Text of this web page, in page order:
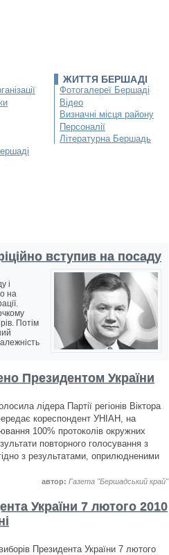
ЖИТТЯ БЕРШАДІ
Фотогалереї Бершаді
Відео
Визначні місця району
Персоналії
Літературна Бершадь
вступив на посаду
і
на
Потім
Президентом України
лідера Партії регіонів Віктора
кореспондент УНІАН, на
100% протоколів окружних
повторного голосування з
з результатами, оприлюдненими
автор: Газета "Бершадський край"
України 7 лютого 2010
Президента України 7 лютого